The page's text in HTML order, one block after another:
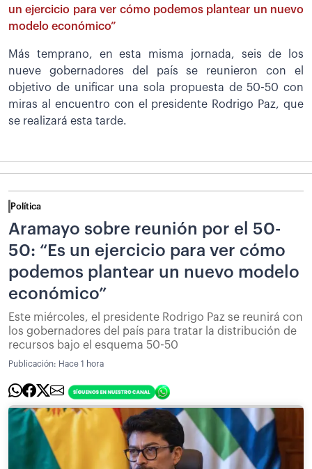
un ejercicio para ver cómo podemos plantear un nuevo
modelo económico”
Más temprano, en esta misma jornada, seis de los
nueve gobernadores del país se reunieron con el
objetivo de unificar una sola propuesta de 50-50 con
miras al encuentro con el presidente Rodrigo Paz, que
se realizará esta tarde.
Política
Aramayo sobre reunión por el 50-
50: “Es un ejercicio para ver cómo
podemos plantear un nuevo modelo
económico”
Este miércoles, el presidente Rodrigo Paz se reunirá con
los gobernadores del país para tratar la distribución de
recursos bajo el esquema 50-50
Publicación: Hace 1 hora